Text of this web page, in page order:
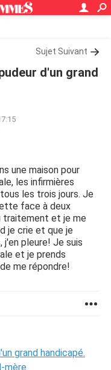
urinaire
Sujet Suivant
d'un grand
une maison pour
les infirmières
les trois jours. Je
face à deux
traitement et je me
je crie et que je
j'en pleure! Je suis
et je prends
me répondre!
grand handicapé.
mère